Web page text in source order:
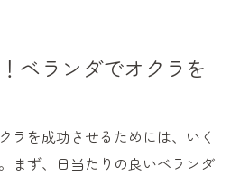
ベランダでオクラを
ラを成功させるためには、いく
まず、日当たりの良いベランダ